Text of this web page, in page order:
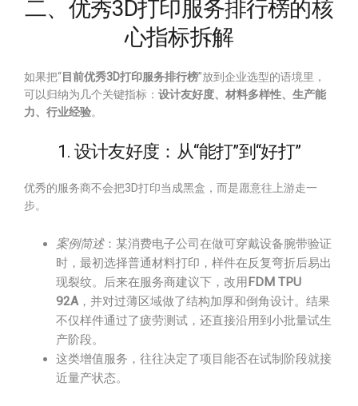
二、优秀3D打印服务排行榜的核
心指标拆解
如果把“目前优秀3D打印服务排行榜”放到企业选型的语境里，
可以归纳为几个关键指标： 设计友好度、材料多样性、生产能
力、行业经验。
1. 设计友好度：从“能打”到“好打”
优秀的服务商不会把3D打印当成黑盒，而是愿意往上游走一
步。
案例简述：某消费电子公司在做可穿戴设备腕带验证
时，最初选择普通材料打印，样件在反复弯折后易出
现裂纹。后来在服务商建议下，改用 FDM TPU
92A，并对过薄区域做了结构加厚和倒角设计。结果
不仅样件通过了疲劳测试，还直接沿用到小批量试生
产阶段。
这类增值服务，往往决定了项目能否在试制阶段就接
近量产状态。